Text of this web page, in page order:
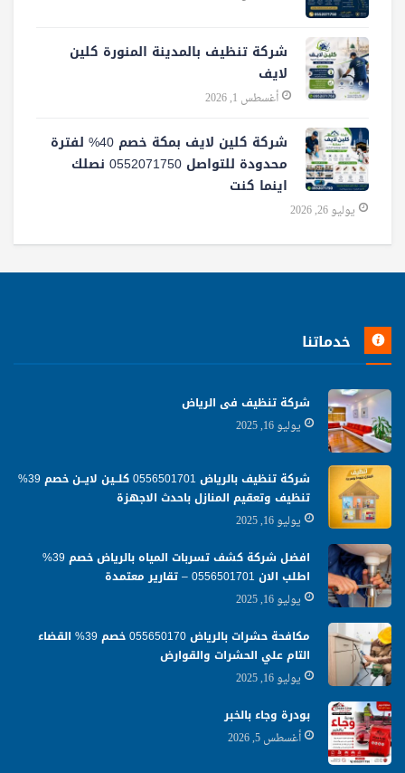
شركة تنظيف بالمدينة المنورة كلين
لايف
أغسطس 1, 2026
شركة كلين لايف بمكة خصم 40% لفترة
محدودة للتواصل 0552071750 نصلك
اينما كنت
يوليو 26, 2026
خدماتنا
شركة تنظيف فى الرياض
يوليو 16, 2025
شركة تنظيف بالرياض 0556501701 كلــين لايــن خصم 39%
تنظيف وتعقيم المنازل باحدث الاجهزة
يوليو 16, 2025
افضل شركة كشف تسربات المياه بالرياض خصم 39%
اطلب الان 0556501701‬‏ – تقارير معتمدة
يوليو 16, 2025
مكافحة حشرات بالرياض 055650170 خصم 39% القضاء
التام علي الحشرات والقوارض
يوليو 16, 2025
بودرة وجاء بالخبر
أغسطس 5, 2026